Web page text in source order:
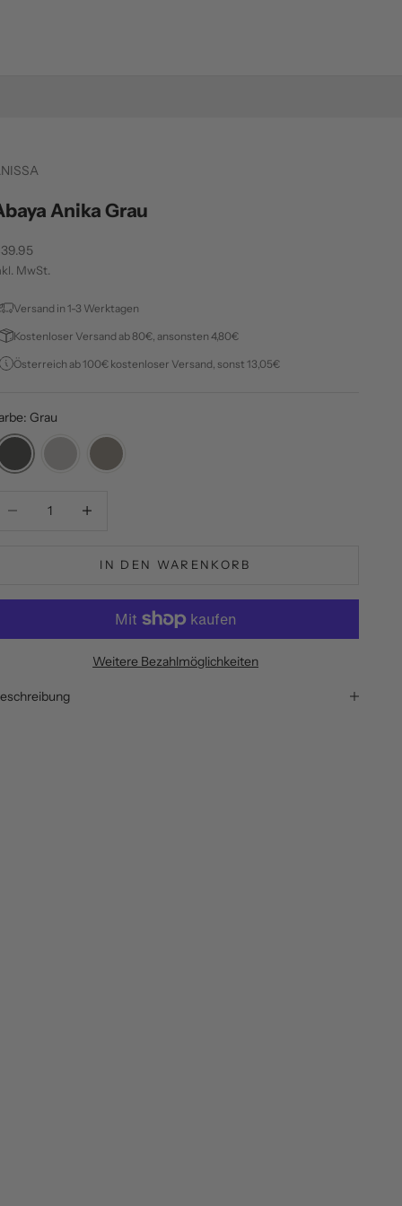
Anika Grau
MwSt.
Versand in 1-3 Werktagen
Kostenloser Versand ab 80€, ansonsten 4,80€
Österreich ab 100€ kostenloser Versand, sonst 13,05€
Grau
IN DEN WARENKORB
Weitere Bezahlmöglichkeiten